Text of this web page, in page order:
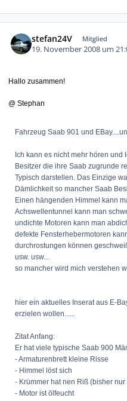
stefan24V Mitglied
19. November 2008 um
Hallo zusammen!
@ Stephan
Fahrzeug Saab 901 und
Ich kann es nicht mehr hören und
Besitzer die ihre Saab zugrunde
Typisch darstellen. Das Einzige
Dämlichkeit so mancher Saab
Einen hängenden Himmel kann
Achswellentunnel kann man
undichte Motoren kann man
defekte Fensterhebermotoren
durchrostungen können
usw. usw...
so mancher wird mich verstehen
hier ein aktuelles Inserat aus E-
erzielen wollen......
Zitat Anfang:
Er hat viele typische Saab 900
- Armaturenbrett kleine Risse
- Himmel löst sich
- Krümmer hat nen Riß (bisher
- Motor ist ölfeucht